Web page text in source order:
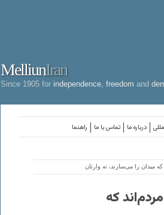
MelliunIran
Since 1905 for independence freedom and
راهنما تماس با ما درباره ما
میدان را می‌سازند، نه وارثان
که